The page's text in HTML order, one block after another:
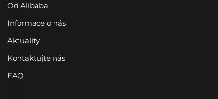
Od Alibaba
Informace o nás
Aktuality
Kontaktujte nás
FAQ